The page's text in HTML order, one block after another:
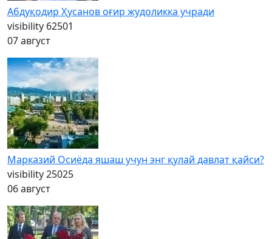
Абдуқодир Ҳусанов оғир жудоликка учради
visibility 62501
07 август
Марказий Осиёда яшаш учун энг қулай давлат қайси?
visibility25025
06 август